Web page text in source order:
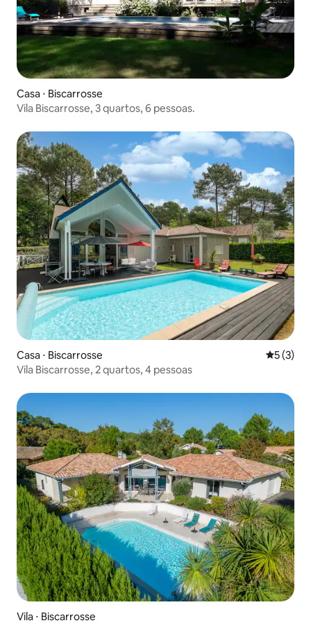
Casa ⋅ Biscarrosse
Vila Biscarrosse, 3 quartos, 6 pessoas.
Casa ⋅ Biscarrosse 5 de
5 (3)
Vila Biscarrosse, 2 quartos, 4 pessoas
Vila ⋅ Biscarrosse